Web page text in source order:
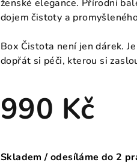
ženské elegance. Přírodní
dojem čistoty a
Box Čistota není jen dárek.
dopřát si péči, kterou si
990 Kč
cena:
Skladem / odesíláme do 2